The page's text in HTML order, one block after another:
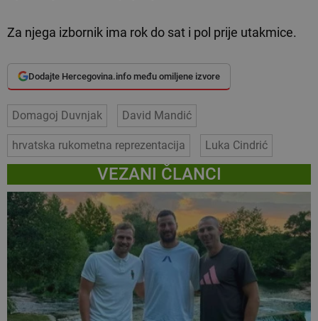
Za njega izbornik ima rok do sat i pol prije utakmice.
Dodajte Hercegovina.info među omiljene izvore
Domagoj Duvnjak David Mandić
hrvatska rukometna reprezentacija Luka Cindrić
VEZANI ČLANCI